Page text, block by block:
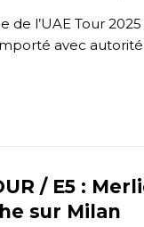
de l’UAE Tour
avec
/ E5 :
sur Milan